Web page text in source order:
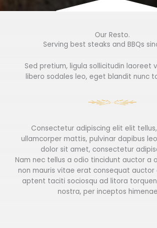
Our Resto.
Serving best steaks and BBQs
Sed pretium, ligula sollicitudin laoreet
libero sodales leo, eget blandit nunc
Consectetur adipiscing elit elit
ullamcorper mattis, pulvinar dapibus
dolor sit amet, consectetur
Nam nec tellus a odio tincidunt auctor a
non mauris vitae erat consequat auctor
aptent taciti sociosqu ad litora
nostra, per inceptos